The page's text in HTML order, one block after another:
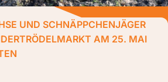
UND SCHNÄPPCHENJÄGER
AM 25. MAI